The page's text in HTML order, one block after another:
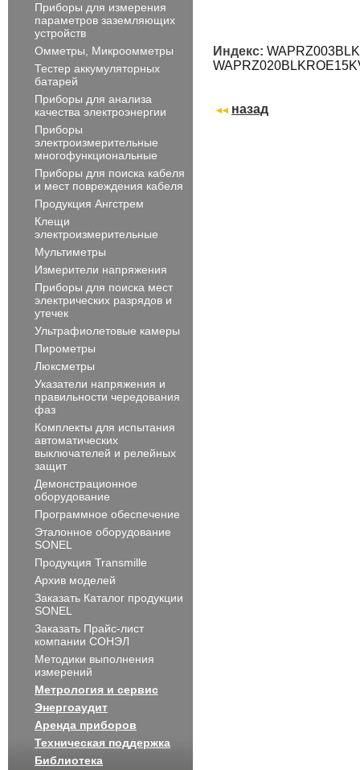
Приборы для измерения
параметров заземляющих
устройств
Омметры, Микроомметры
Тестер аккумуляторных
батарей
Приборы для анализа
качества электроэнергии
Приборы
электроизмерительные
многофункциональные
Приборы для поиска кабеля
и мест повреждения кабеля
Продукция Ангстрем
Клещи
электроизмерительные
Мультиметры
Измерители напряжения
Приборы для поиска мест
электрических разрядов и
утечек
Ультрафиолетовые камеры
Пирометры
Люксметры
Указатели напряжения и
правильности чередования
фаз
Комплекты для испытания
автоматических
выключателей и релейных
защит
Демонстрационное
оборудование
Программное обеспечение
Эталонное оборудование
SONEL
Продукция Transmille
Архив моделей
Заказать Каталог продукции
SONEL
Заказать Прайс-лист
компании СОНЭЛ
Методики выполнения
измерений
Метрология и сервис
Энергоаудит
Аренда приборов
Техническая поддержка
Библиотека
Индекс:
назад